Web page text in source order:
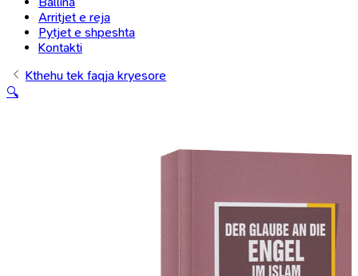
Arritjet e reja
Pytjet e shpeshta
Kontakti
Kthehu tek faqja kryesore
🔍